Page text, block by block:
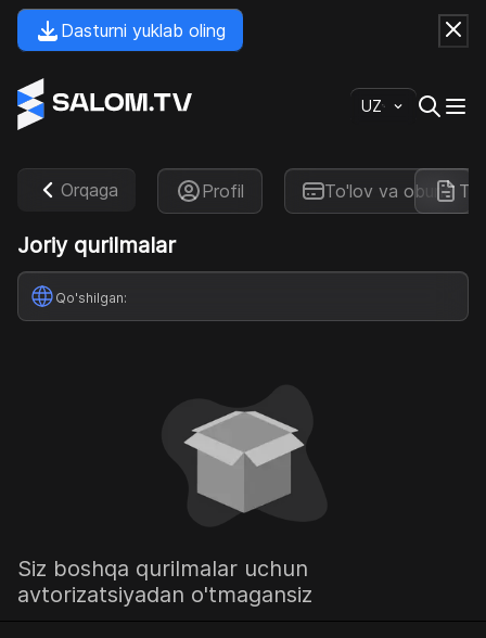
Dasturni yuklab oling
UZ
Orqaga Profil To'lov va obuna
Joriy qurilmalar
Qo'shilgan:
Siz boshqa qurilmalar uchun
avtorizatsiyadan o'tmagansiz